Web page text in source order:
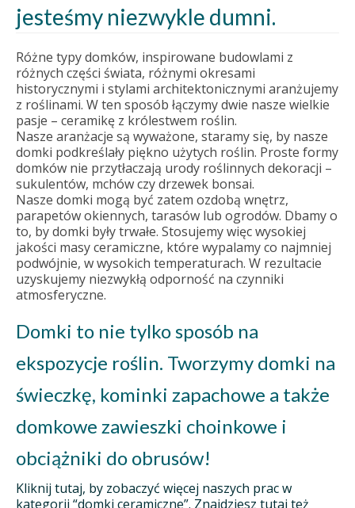
jesteśmy niezwykle dumni.
Różne typy domków, inspirowane budowlami z
różnych części świata, różnymi okresami
historycznymi i stylami architektonicznymi aranżujemy
z roślinami. W ten sposób łączymy dwie nasze wielkie
pasje – ceramikę z królestwem roślin.
Nasze aranżacje są wyważone, staramy się, by nasze
domki podkreślały piękno użytych roślin. Proste formy
domków nie przytłaczają urody roślinnych dekoracji –
sukulentów, mchów czy drzewek bonsai.
Nasze domki mogą być zatem ozdobą wnętrz,
parapetów okiennych, tarasów lub ogrodów. Dbamy o
to, by domki były trwałe. Stosujemy więc wysokiej
jakości masy ceramiczne, które wypalamy co najmniej
podwójnie, w wysokich temperaturach. W rezultacie
uzyskujemy niezwykłą odporność na czynniki
atmosferyczne.
Domki to nie tylko sposób na
ekspozycje roślin. Tworzymy domki na
świeczkę, kominki zapachowe a także
domkowe zawieszki choinkowe i
obciążniki do obrusów!
Kliknij tutaj, by zobaczyć więcej naszych prac w
kategorii “domki ceramiczne”. Znajdziesz tutaj też